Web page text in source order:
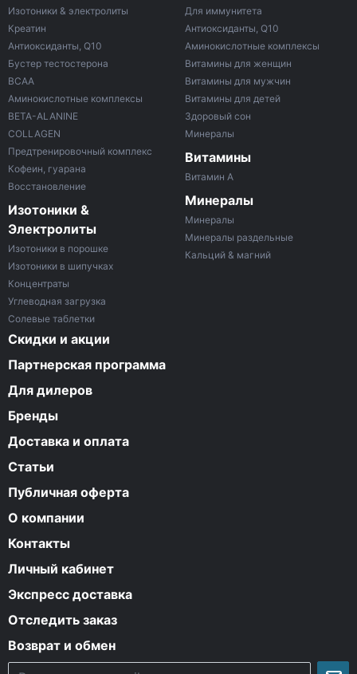
Изотоники & электролиты
Креатин
Антиоксиданты, Q10
Бустер тестостерона
ВСАА
Аминокислотные комплексы
BETA-ALANINE
COLLAGEN
Предтренировочный комплекс
Кофеин, гуарана
Восстановление
Изотоники &
Электролиты
Изотоники в порошке
Изотоники в шипучках
Концентраты
Углеводная загрузка
Солевые таблетки
Для иммунитета
Антиоксиданты, Q10
Аминокислотные комплексы
Витамины для женщин
Витамины для мужчин
Витамины для детей
Здоровый сон
Минералы
Витамины
Витамин A
Минералы
Минералы
Минералы раздельные
Кальций & магний
Скидки и акции
Партнерская программа
Для дилеров
Бренды
Доставка и оплата
Статьи
Публичная оферта
О компании
Контакты
Личный кабинет
Экспресс доставка
Отследить заказ
Возврат и обмен